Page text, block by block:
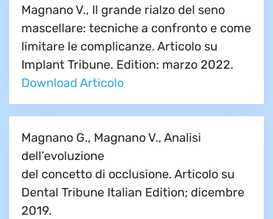
Magnano V., Il grande rialzo del seno
mascellare: tecniche a confronto e come
limitare le complicanze. Articolo su
Implant Tribune. Edition: marzo 2022.
Download Articolo
Magnano G., Magnano V., Analisi
dell’evoluzione
del concetto di occlusione. Articolo su
Dental Tribune Italian Edition; dicembre
2019.